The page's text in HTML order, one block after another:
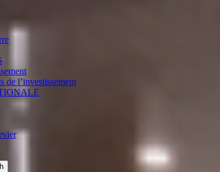
de l’investissement